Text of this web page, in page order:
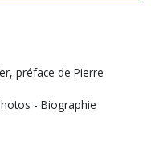
préface de Pierre
- Biographie